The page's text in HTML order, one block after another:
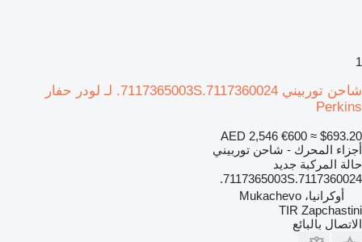
1
شاحن توربيني 7117365003S.7117360024. لـ لودر حفار
Perkins
AED 2,546 €600 ≈ $693.20
أجزاء المحرك - شاحن توربيني
حالة المركبة جديد
7117365003S.7117360024.
أوكرانيا، Mukachevo
TIR Zapchastini
الاتصال بالبائع